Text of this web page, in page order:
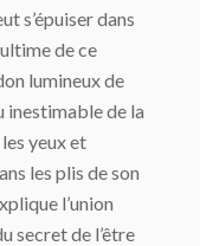
s’épuiser dans
de ce
lumineux de
inestimable de la
yeux et
les plis de son
l’union
secret de l’être